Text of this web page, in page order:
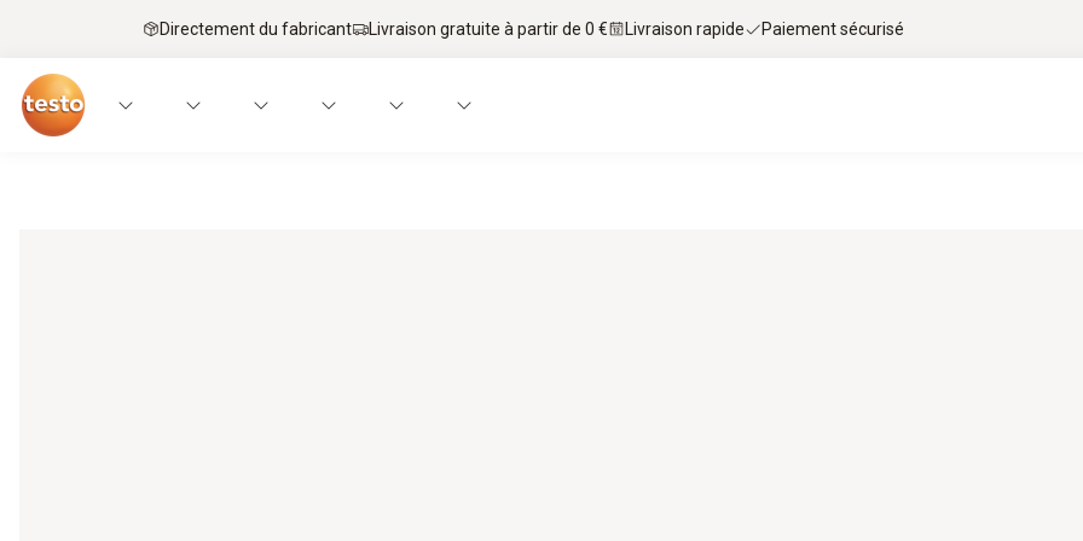
Directement du fabricant Livraison gratuite à partir de 0 € Livraison rapide Paiement sécurisé